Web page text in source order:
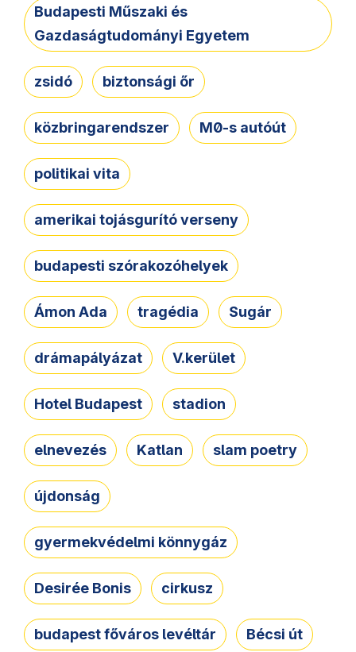
Budapesti Műszaki és
Gazdaságtudományi Egyetem
zsidó biztonsági őr
közbringarendszer M0-s autóút
politikai vita
amerikai tojásgurító verseny
budapesti szórakozóhelyek
Ámon Ada tragédia Sugár
drámapályázat V.kerület
Hotel Budapest stadion
elnevezés Katlan slam poetry
újdonság
gyermekvédelmi könnygáz
Desirée Bonis cirkusz
budapest főváros levéltár Bécsi út